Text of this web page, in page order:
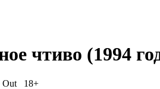
чтиво (1994
Out 18+